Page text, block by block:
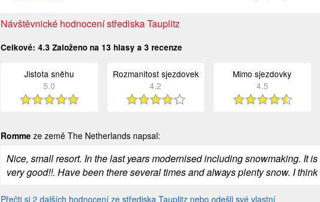
Návštěvnické hodnocení střediska Tauplitz
Celkové: 4.3 Založeno na 13 hlasy a 3 recenze
Jistota sněhu
5.0
Rozmanitost sjezdovek
4.2
Mimo sjezdovky
4.5
Romme ze země The Netherlands napsal:
Nice, small resort. In the last years modernised including snowmaking. It
very good!!. Have been there several times and always plenty snow. I
Přečti si 2 dalších hodnocení ze střediska Tauplitz nebo odešli své vlastní